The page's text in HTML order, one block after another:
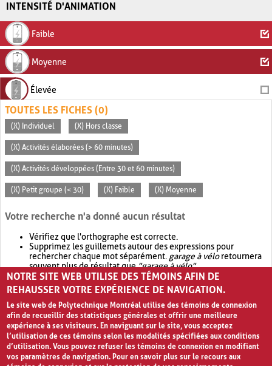
INTENSITÉ D'ANIMATION
Faible
Moyenne
Élevée
TOUTES LES FICHES (0)
(X) Individuel (X) Hors classe
(X) Activités élaborées (> 60 minutes)
(X) Activités développées (Entre 30 et 60 minutes)
(X) Petit groupe (< 30) (X) Faible (X) Moyenne
Votre recherche n'a donné aucun résultat
Vérifiez que l'orthographe est correcte.
Supprimez les guillemets autour des expressions pour
rechercher chaque mot séparément. garage à véloretournera
souvent plus de résultat que"garage à vélo".
Envisagez d'élargir votre recherche avec OR.garage OR vélo
retournera souvent plus de résultat quegarage à vélo
NOTRE SITE WEB UTILISE DES TÉMOINS AFIN DE
REHAUSSER VOTRE EXPÉRIENCE DE NAVIGATION.
Le site web de Polytechnique Montréal utilise des témoins de connexion
afin de recueillir des statistiques générales et offrir une meilleure
expérience à ses visiteurs. En naviguant sur le site, vous acceptez
l’utilisation de ces témoins selon les modalités spécifiées aux conditions
d’utilisation. Vous pouvez refuser les témoins de connexion en modifiant
vos paramètres de navigation. Pour en savoir plus sur le recours aux